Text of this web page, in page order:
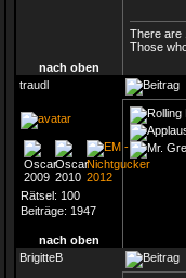
There are
Those
nach oben
traudl
Rätsel: 100
Beiträge: 1947
nach oben
BrigitteB